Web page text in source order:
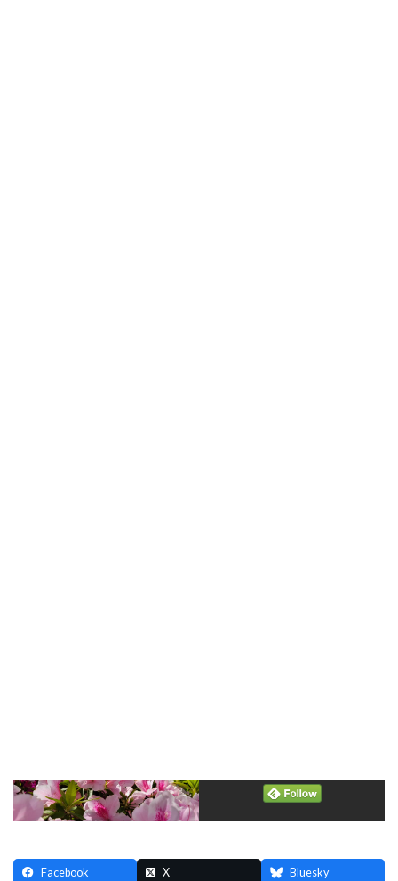
Facebook X Bluesky